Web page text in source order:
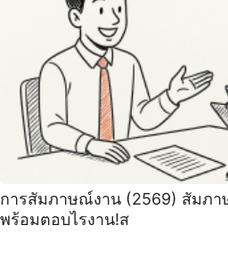
การสัมภาษณ์งาน (2569) สัมภา
พร้อมตอบไรงาน!ส